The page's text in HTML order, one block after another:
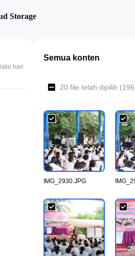
Storage
hari
Semua konten
20 file telah dipilih
IMG_2930.JPG